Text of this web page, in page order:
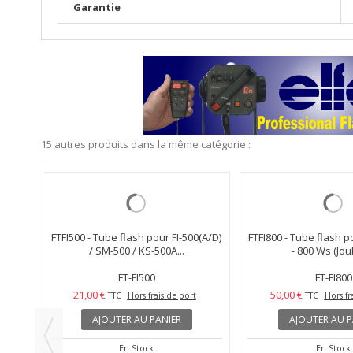
Garantie
15 autres produits dans la même catégorie :